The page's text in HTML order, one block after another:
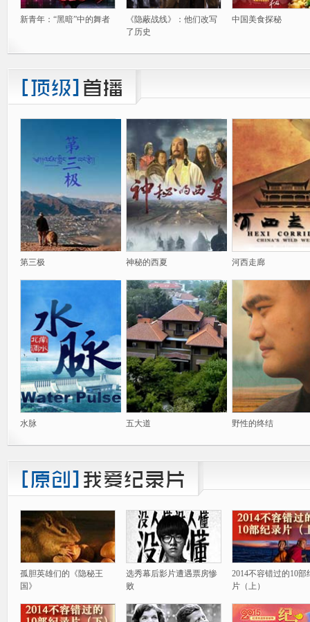
新青年：“黑暗”中的舞者
《隐蔽战线》：他们改写
了历史
中国美食探秘
第三极 神秘的西夏 河西走廊
水脉 五大道 野性的终结
孤胆英雄们的《隐秘王
国》
选秀幕后影片遭遇票房惨
败
2014不容错过的10部
片（上）